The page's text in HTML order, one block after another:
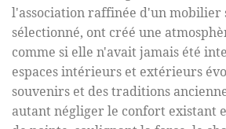
l'association raffinée d'un mobilier
sélectionné, ont créé une
comme si elle n'avait jamais été
espaces intérieurs et extérieurs
souvenirs et des traditions
autant négliger le confort existant